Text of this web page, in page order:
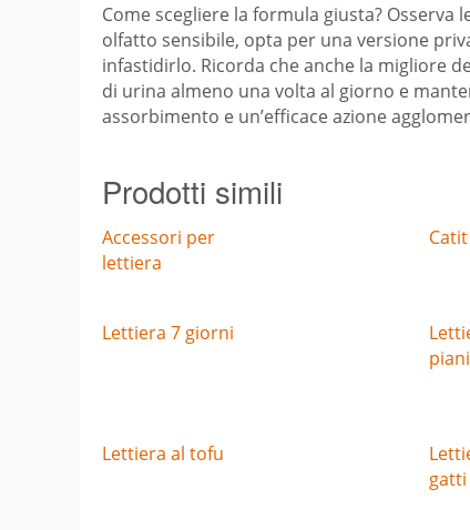
Come scegliere la formula giusta?
olfatto sensibile, opta per una versione
infastidirlo. Ricorda che anche la migliore
di urina almeno una volta al giorno e
assorbimento e un’efficace azione
Prodotti simili
Accessori per
lettiera
Lettiera 7 giorni
piani
Lettiera al tofu
gatti